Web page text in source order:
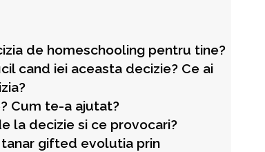
de homeschooling pentru tine?
cand iei aceasta decizie? Ce ai
Cum te-a ajutat?
la decizie si ce provocari?
tanar gifted evolutia prin